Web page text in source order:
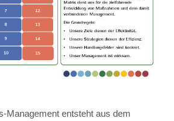
Management entsteht aus dem